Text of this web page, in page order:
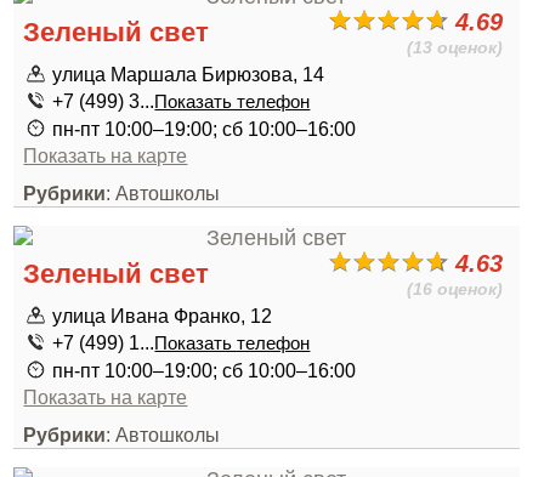
4.69
(13 оценок)
Зеленый свет
улица Маршала Бирюзова, 14
+7 (499) 3...Показать телефон
пн-пт 10:00–19:00; сб 10:00–16:00
Показать на карте
Рубрики: Автошколы
4.63
(16 оценок)
Зеленый свет
улица Ивана Франко, 12
+7 (499) 1...Показать телефон
пн-пт 10:00–19:00; сб 10:00–16:00
Показать на карте
Рубрики: Автошколы